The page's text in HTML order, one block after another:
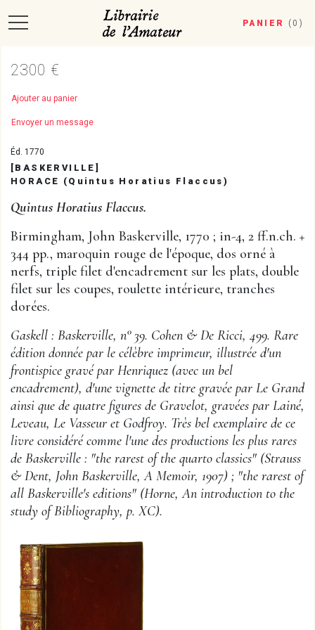
PANIER ( 0 )
2300 €
Ajouter au panier
Envoyer un message
Éd. 1770
[BASKERVILLE]
HORACE (Quintus Horatius Flaccus)
Quintus Horatius Flaccus.
Birmingham, John Baskerville, 1770 ; in-4, 2 ff.n.ch. +
344 pp., maroquin rouge de l'époque, dos orné à
nerfs, triple filet d'encadrement sur les plats, double
filet sur les coupes, roulette intérieure, tranches
dorées.
Gaskell : Baskerville, n° 39. Cohen & De Ricci, 499. Rare
édition donnée par le célèbre imprimeur, illustrée d'un
frontispice gravé par Henriquez (avec un bel
encadrement), d'une vignette de titre gravée par Le Grand
ainsi que de quatre figures de Gravelot, gravées par Lainé,
Leveau, Le Vasseur et Godfroy. Très bel exemplaire de ce
livre considéré comme l'une des productions les plus rares
de Baskerville : "the rarest of the quarto classics" (Strauss
& Dent, John Baskerville, A Memoir, 1907) ; "the rarest of
all Baskerville's editions" (Horne, An introduction to the
study of Bibliography, p. XC).